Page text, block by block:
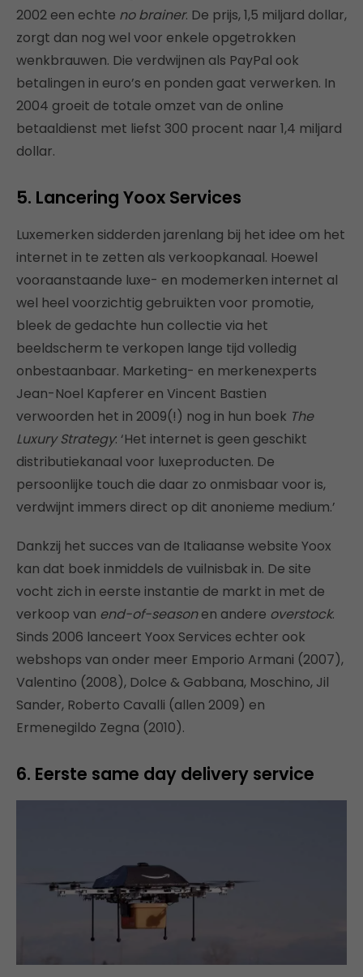
2002 een echte no brainer. De prijs, 1,5 miljard dollar,
zorgt dan nog wel voor enkele opgetrokken
wenkbrauwen. Die verdwijnen als PayPal ook
betalingen in euro’s en ponden gaat verwerken. In
2004 groeit de totale omzet van de online
betaaldienst met liefst 300 procent naar 1,4 miljard
dollar.
5. Lancering Yoox Services
Luxemerken sidderden jarenlang bij het idee om het
internet in te zetten als verkoopkanaal. Hoewel
vooraanstaande luxe- en modemerken internet al
wel heel voorzichtig gebruikten voor promotie,
bleek de gedachte hun collectie via het
beeldscherm te verkopen lange tijd volledig
onbestaanbaar. Marketing- en merkenexperts
Jean-Noel Kapferer en Vincent Bastien
verwoorden het in 2009(!) nog in hun boek The
Luxury Strategy: ‘Het internet is geen geschikt
distributiekanaal voor luxeproducten. De
persoonlijke touch die daar zo onmisbaar voor is,
verdwijnt immers direct op dit anonieme medium.’
Dankzij het succes van de Italiaanse website Yoox
kan dat boek inmiddels de vuilnisbak in. De site
vocht zich in eerste instantie de markt in met de
verkoop van end-of-seasonen andere overstock.
Sinds 2006 lanceert Yoox Services echter ook
webshops van onder meer Emporio Armani (2007),
Valentino (2008), Dolce & Gabbana, Moschino, Jil
Sander, Roberto Cavalli (allen 2009) en
Ermenegildo Zegna (2010).
6. Eerste same day delivery service